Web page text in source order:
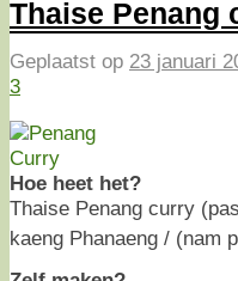
Thaise Penang
Geplaatst op 23 januari
3
Hoe heet het?
Thaise Penang curry
kaeng Phanaeng / (nam